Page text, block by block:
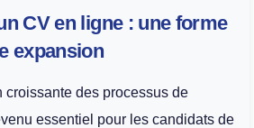
CV en ligne : une forme
expansion
croissante des processus de
essentiel pour les candidats de